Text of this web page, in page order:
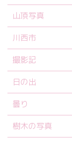
山頂写真
川西市
撮影記
日の出
曇り
樹木の写真